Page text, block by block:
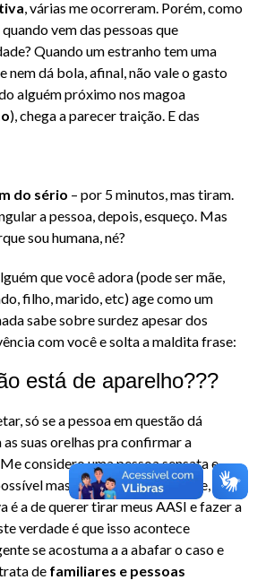
, várias me ocorreram. Porém, como
vem das pessoas que
Quando um estranho tem uma
nem dá bola, afinal, não vale o gasto
alguém próximo nos magoa
), chega a parecer traição. E das
do sério – por 5 minutos, mas tiram.
a pessoa, depois, esqueço. Mas
sou humana, né?
que você adora (pode ser mãe,
filho, marido, etc) age como um
sabe sobre surdez apesar dos
com você e solta a maldita frase:
está de aparelho???
só se a pessoa em questão dá
suas orelhas pra confirmar a
considero uma pessoa sensata e
mas, quando isso acontece,
é a de querer tirar meus AASI e fazer a
verdade é que isso acontece
se acostuma a a abafar o caso e
de familiares e pessoas